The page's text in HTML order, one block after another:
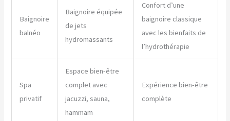
Baignoire
balnéo
Baignoire équipée
de jets
hydromassants
Confort d’une
baignoire classique
avec les bienfaits de
l’hydrothérapie
Spa
privatif
Espace bien-être
complet avec
jacuzzi, sauna,
hammam
Expérience bien-être
complète